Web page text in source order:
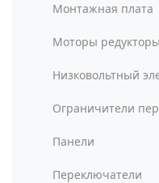
Монтажная плата
Моторы редукторы
Низковольтный
Ограничители
Панели
Переключатели